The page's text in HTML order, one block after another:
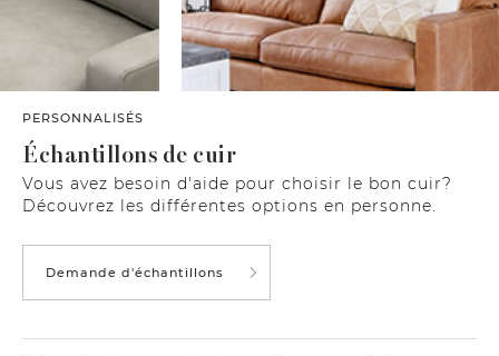
PERSONNALISÉS
Échantillons de cuir
Vous avez besoin d'aide pour choisir le bon cuir?
Découvrez les différentes options en personne.
Demande d'échantillons